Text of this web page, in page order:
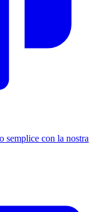
semplice con la nostra